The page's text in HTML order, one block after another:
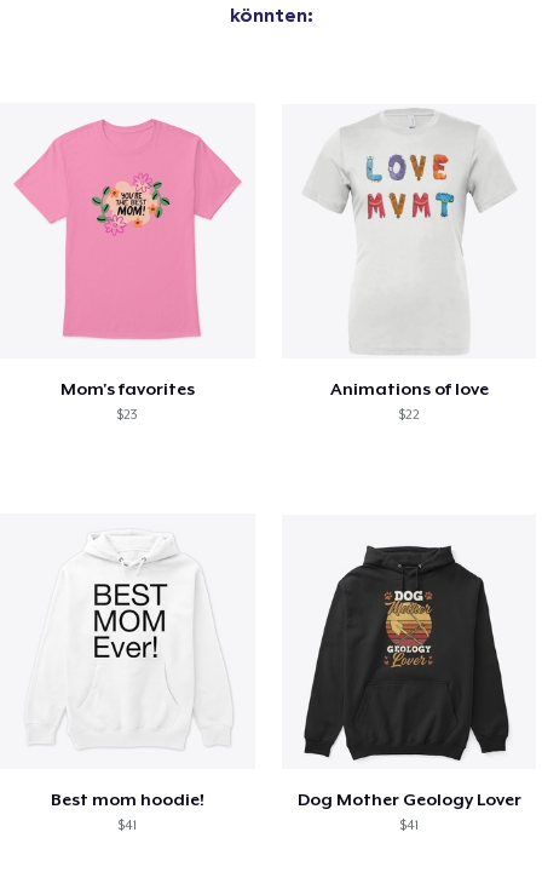
könnten:
Mom's favorites
$23
Animations of love
$22
Best mom hoodie!
$41
Dog Mother Geology Lover
$41